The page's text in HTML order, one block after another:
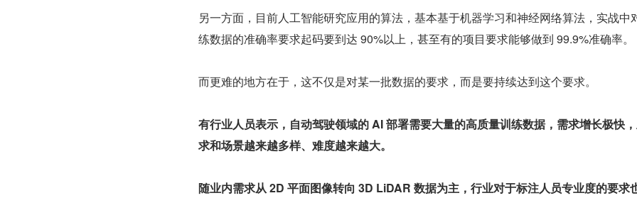
另一方面，目前人工智能研究应用的算法，基本基于机器学习和神经网络算法，实战中
练数据的准确率要求起码要到达 90%以上，甚至有的项目要求能够做到 99.9%准确率。
而更难的地方在于，这不仅是对某一批数据的要求，而是要持续达到这个要求。
有行业人员表示，自动驾驶领域的 AI 部署需要大量的高质量训练数据，需求增长极快
求和场景越来越多样、难度越来越大。
随业内需求从 2D 平面图像转向 3D LiDAR 数据为主，行业对于标注人员专业度的要求